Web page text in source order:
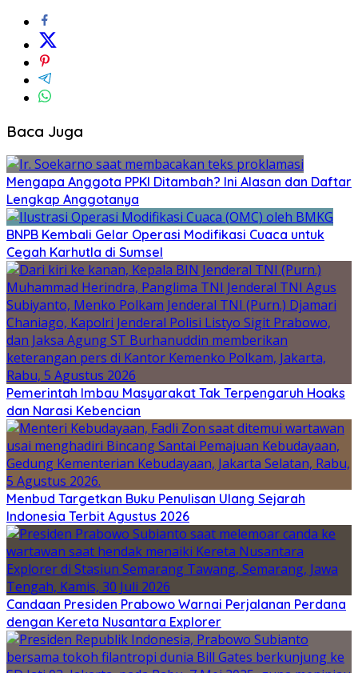
Baca Juga
Mengapa Anggota PPKI Ditambah? Ini Alasan dan Daftar
Lengkap Anggotanya
BNPB Kembali Gelar Operasi Modifikasi Cuaca untuk
Cegah Karhutla di Sumsel
Pemerintah Imbau Masyarakat Tak Terpengaruh Hoaks
dan Narasi Kebencian
Menbud Targetkan Buku Penulisan Ulang Sejarah
Indonesia Terbit Agustus 2026
Candaan Presiden Prabowo Warnai Perjalanan Perdana
dengan Kereta Nusantara Explorer